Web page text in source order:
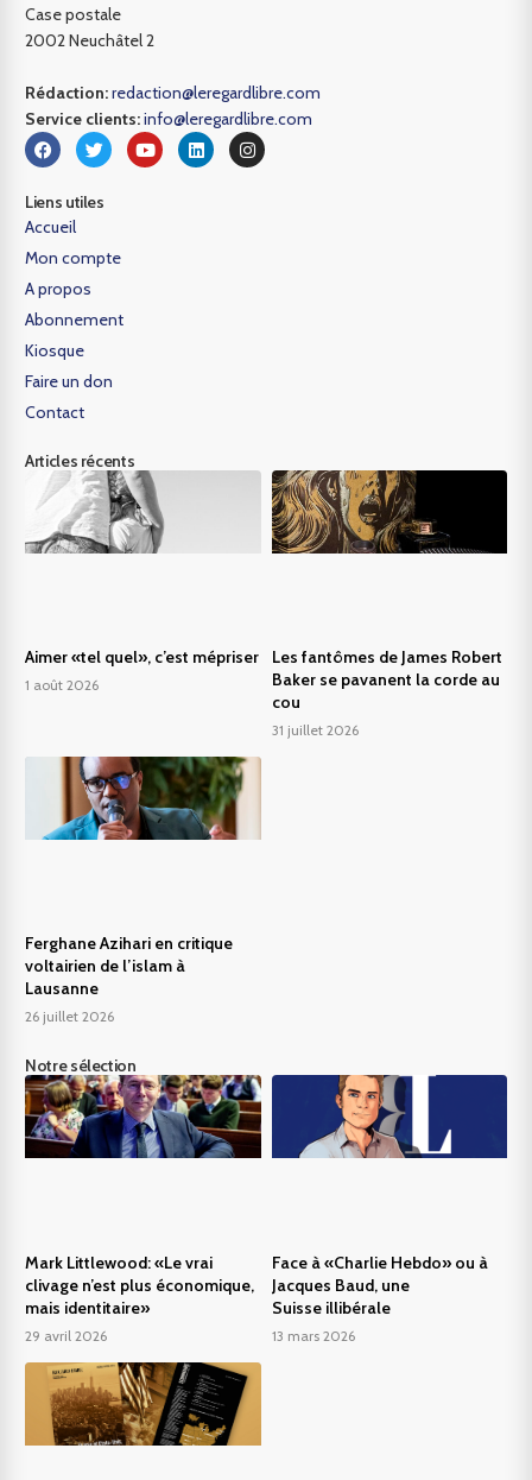
Case postale
2002 Neuchâtel 2
Rédaction:redaction@leregardlibre.com
Service clients:info@leregardlibre.com
Liens utiles
Accueil
Mon compte
A propos
Abonnement
Kiosque
Faire un don
Contact
Articles récents
Aimer «tel quel», c’est mépriser
1 août 2026
Les fantômes de James Robert
Baker se pavanent la corde au
cou
31 juillet 2026
Ferghane Azihari en critique
voltairien de l’islam à
Lausanne
26 juillet 2026
Notre sélection
Mark Littlewood: «Le vrai
clivage n’est plus économique,
mais identitaire»
29 avril 2026
Face à «Charlie Hebdo» ou à
Jacques Baud, une
Suisse illibérale
13 mars 2026